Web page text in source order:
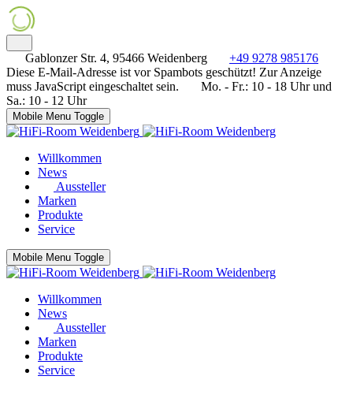
Gablonzer Str. 4, 95466 Weidenberg
+49 9278 985176
Diese E-Mail-Adresse ist vor Spambots geschützt! Zur Anzeige
muss JavaScript eingeschaltet sein.
Mo. - Fr.: 10 - 18 Uhr und
Sa.: 10 - 12 Uhr
Mobile Menu Toggle
Willkommen
News
Aussteller
Marken
Produkte
Service
Mobile Menu Toggle
Willkommen
News
Aussteller
Marken
Produkte
Service